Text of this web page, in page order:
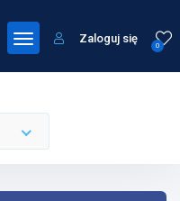
0
Zaloguj się